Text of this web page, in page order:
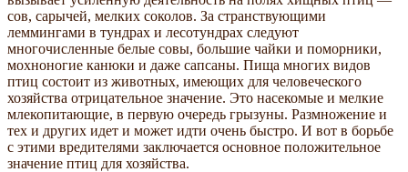
сов, сарычей, мелких соколов. За странствующими
леммингами в тундрах и лесотундрах следуют
многочисленные белые совы, большие чайки и поморники,
мохноногие канюки и даже сапсаны. Пища многих видов
птиц состоит из животных, имеющих для человеческого
хозяйства отрицательное значение. Это насекомые и мелкие
млекопитающие, в первую очередь грызуны. Размножение и
тех и других идет и может идти очень быстро. И вот в борьбе
с этими вредителями заключается основное положительное
значение птиц для хозяйства.